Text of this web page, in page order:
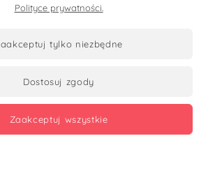
Polityce prywatności.
zaakceptuj tylko niezbędne
dostosuj zgody
zaakceptuj wszystkie